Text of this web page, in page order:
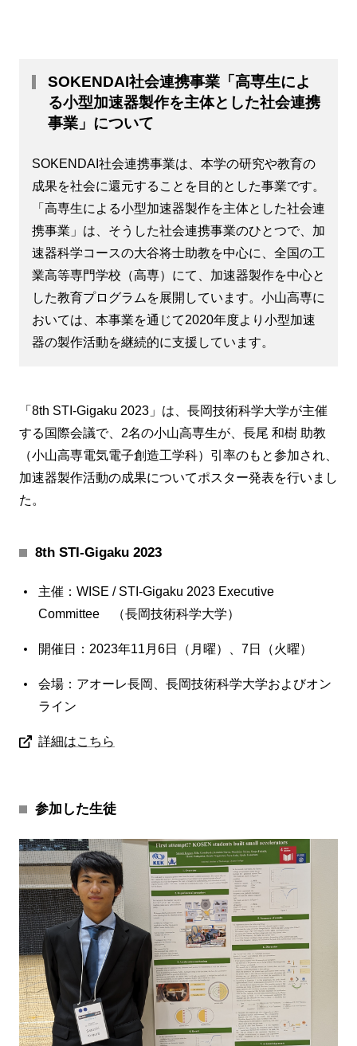
SOKENDAI社会連携事業「高専生によ
る小型加速器製作を主体とした社会連携
事業」について
SOKENDAI社会連携事業は、本学の研究や教育の
成果を社会に還元することを目的とした事業です。
「高専生による小型加速器製作を主体とした社会連
携事業」は、そうした社会連携事業のひとつで、加
速器科学コースの大谷将士助教を中心に、全国の工
業高等専門学校（高専）にて、加速器製作を中心と
した教育プログラムを展開しています。小山高専に
おいては、本事業を通じて2020年度より小型加速
器の製作活動を継続的に支援しています。
「8th STI-Gigaku 2023」は、長岡技術科学大学が主催
する国際会議で、2名の小山高専生が、長尾 和樹 助教
（小山高専電気電子創造工学科）引率のもと参加され、
加速器製作活動の成果についてポスター発表を行いまし
た。
8th STI-Gigaku 2023
主催：WISE / STI-Gigaku 2023 Executive
Committee （長岡技術科学大学）
開催日：2023年11月6日（月曜）、7日（火曜）
会場：アオーレ長岡、長岡技術科学大学およびオン
ライン
詳細はこちら
参加した生徒